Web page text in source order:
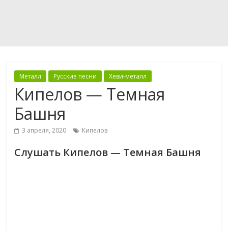
Металл Русские песни Хеви-металл
Кипелов — Темная
Башня
3 апреля, 2020 Кипелов
Слушать Кипелов — Темная Башня